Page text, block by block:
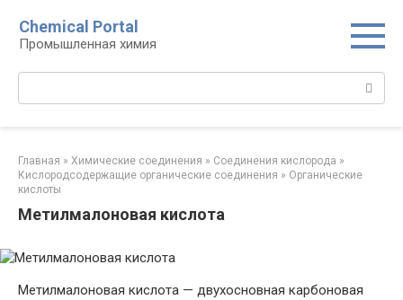
контенту
Chemical Portal
Промышленная химия
Главная » Химические соединения » Соединения кислорода‎ »
Кислородсодержащие органические соединения‎ » Органические
кислоты‎
Метилмалоновая кислота
Метилмалоновая кислота — двухосновная карбоновая